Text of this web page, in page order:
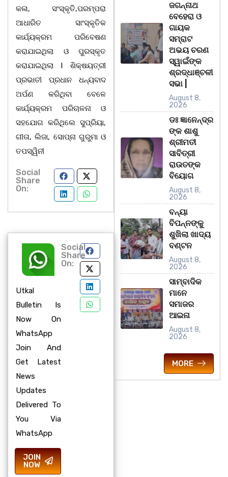
କଳା, ସଂସ୍କୃତି,ପରମ୍ପରା
ଆଧାରିତ ସାଂସ୍କୃତିକ
କାର୍ଯ୍ୟକ୍ରମ ପରିବେଷଣ
କରାଯାଇଥିଲା ଓ ପୁରସ୍କୃତ
କରାଯାଇଥିଲା l ଶିକ୍ଷୟତ୍ରୀ
ପ୍ରଭାତୀ ପ୍ରଧାନ ଧନ୍ୟବାଦ
ଅର୍ପଣ କରିଥିବା ବେଳେ
କାର୍ଯ୍ୟକ୍ରମ ପରିଚାଳନା ଓ
ସହଯୋଗ କରିଥିଲେ ସୁପ୍ରିୟା,
ଗୀତା, ଲିଜା, ସୋପ୍ନା ଗୁରୁମା ଓ
ତପସ୍ୱିନୀ
Social
Share
On:
Utkal
Bulletin Is
Now On
WhatsApp
Join And
Get Latest
News
Updates
Delivered To
You Via
WhatsApp
JOIN
NOW
Social
Share
On:
ଜଗନ୍ନାଥ
ବେହେରା ଓ
ଗାୟକ
ସମ୍ରାଟ
ଅଭୟ ଚରଣ
ସ୍ୱାଇଁଙ୍କ
ଶ୍ରଦ୍ଧାଞ୍ଚଳୀ
ସଭା |
August 8,
2026
ଡଃ ଜ୍ଞାନେନ୍ଦ୍ର
ଙ୍କ ଶାଶୁ
ଶ୍ରୀମତୀ
ସାବିତ୍ରୀ
ରାଉତଙ୍କ
ବିୟୋଗ
August 8,
2026
ବନ୍ୟା
ବିପନ୍ନଙ୍କୁ
ଶୁଖିଲା ଖାଦ୍ୟ
ବଣ୍ଟନ
August 8,
2026
ସାମ୍ବାଦିକ
ମାନେ
ସମାଜର
ଆଇନା
August 8,
2026
MORE